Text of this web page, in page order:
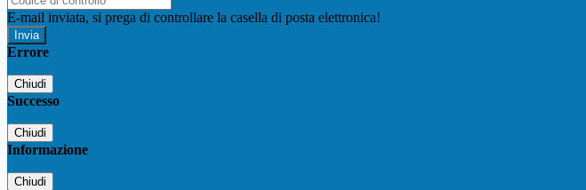
E-mail inviata, si prega di controllare la casella di posta elettronica!
Errore
Chiudi
Successo
Chiudi
Informazione
Chiudi